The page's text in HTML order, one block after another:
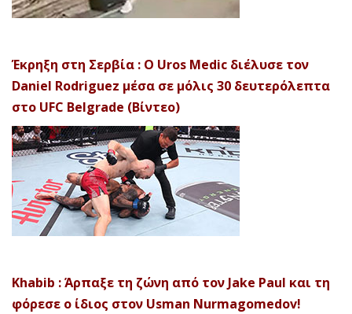
Έκρηξη στη Σερβία : Ο Uros Medic διέλυσε τον
Daniel Rodriguez μέσα σε μόλις 30 δευτερόλεπτα
στο UFC Belgrade (Βίντεο)
Khabib : Άρπαξε τη ζώνη από τον Jake Paul και τη
φόρεσε ο ίδιος στον Usman Nurmagomedov!